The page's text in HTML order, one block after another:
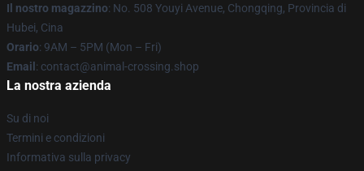
Il nostro magazzino: No. 508 Youyi Avenue, Chongqing, Provincia di
Hubei, Cina
Orario: 9AM – 5PM (Mon – Fri)
Email : contact@animal-crossing.shop
La nostra azienda
Su di noi
Termini e condizioni
Informativa sulla privacy